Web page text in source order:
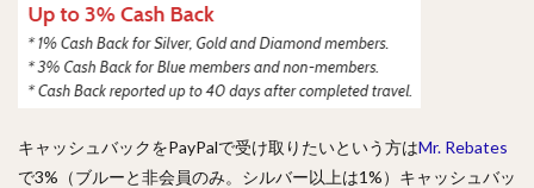
キャッシュバックをPayPalで受け取りたいという方はMr. Rebates
で3%（ブルーと非会員のみ。シルバー以上は1%）キャッシュバッ